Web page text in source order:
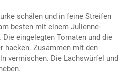
schälen und in feine Streifen
besten mit einem Julienne-
Die eingelegten Tomaten und die
hacken. Zusammen mit den
vermischen. Die Lachswürfel und